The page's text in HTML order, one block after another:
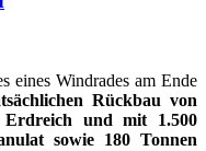
eines Windrades am Ende
Rückbau von
und mit 1.500
sowie 180 Tonnen